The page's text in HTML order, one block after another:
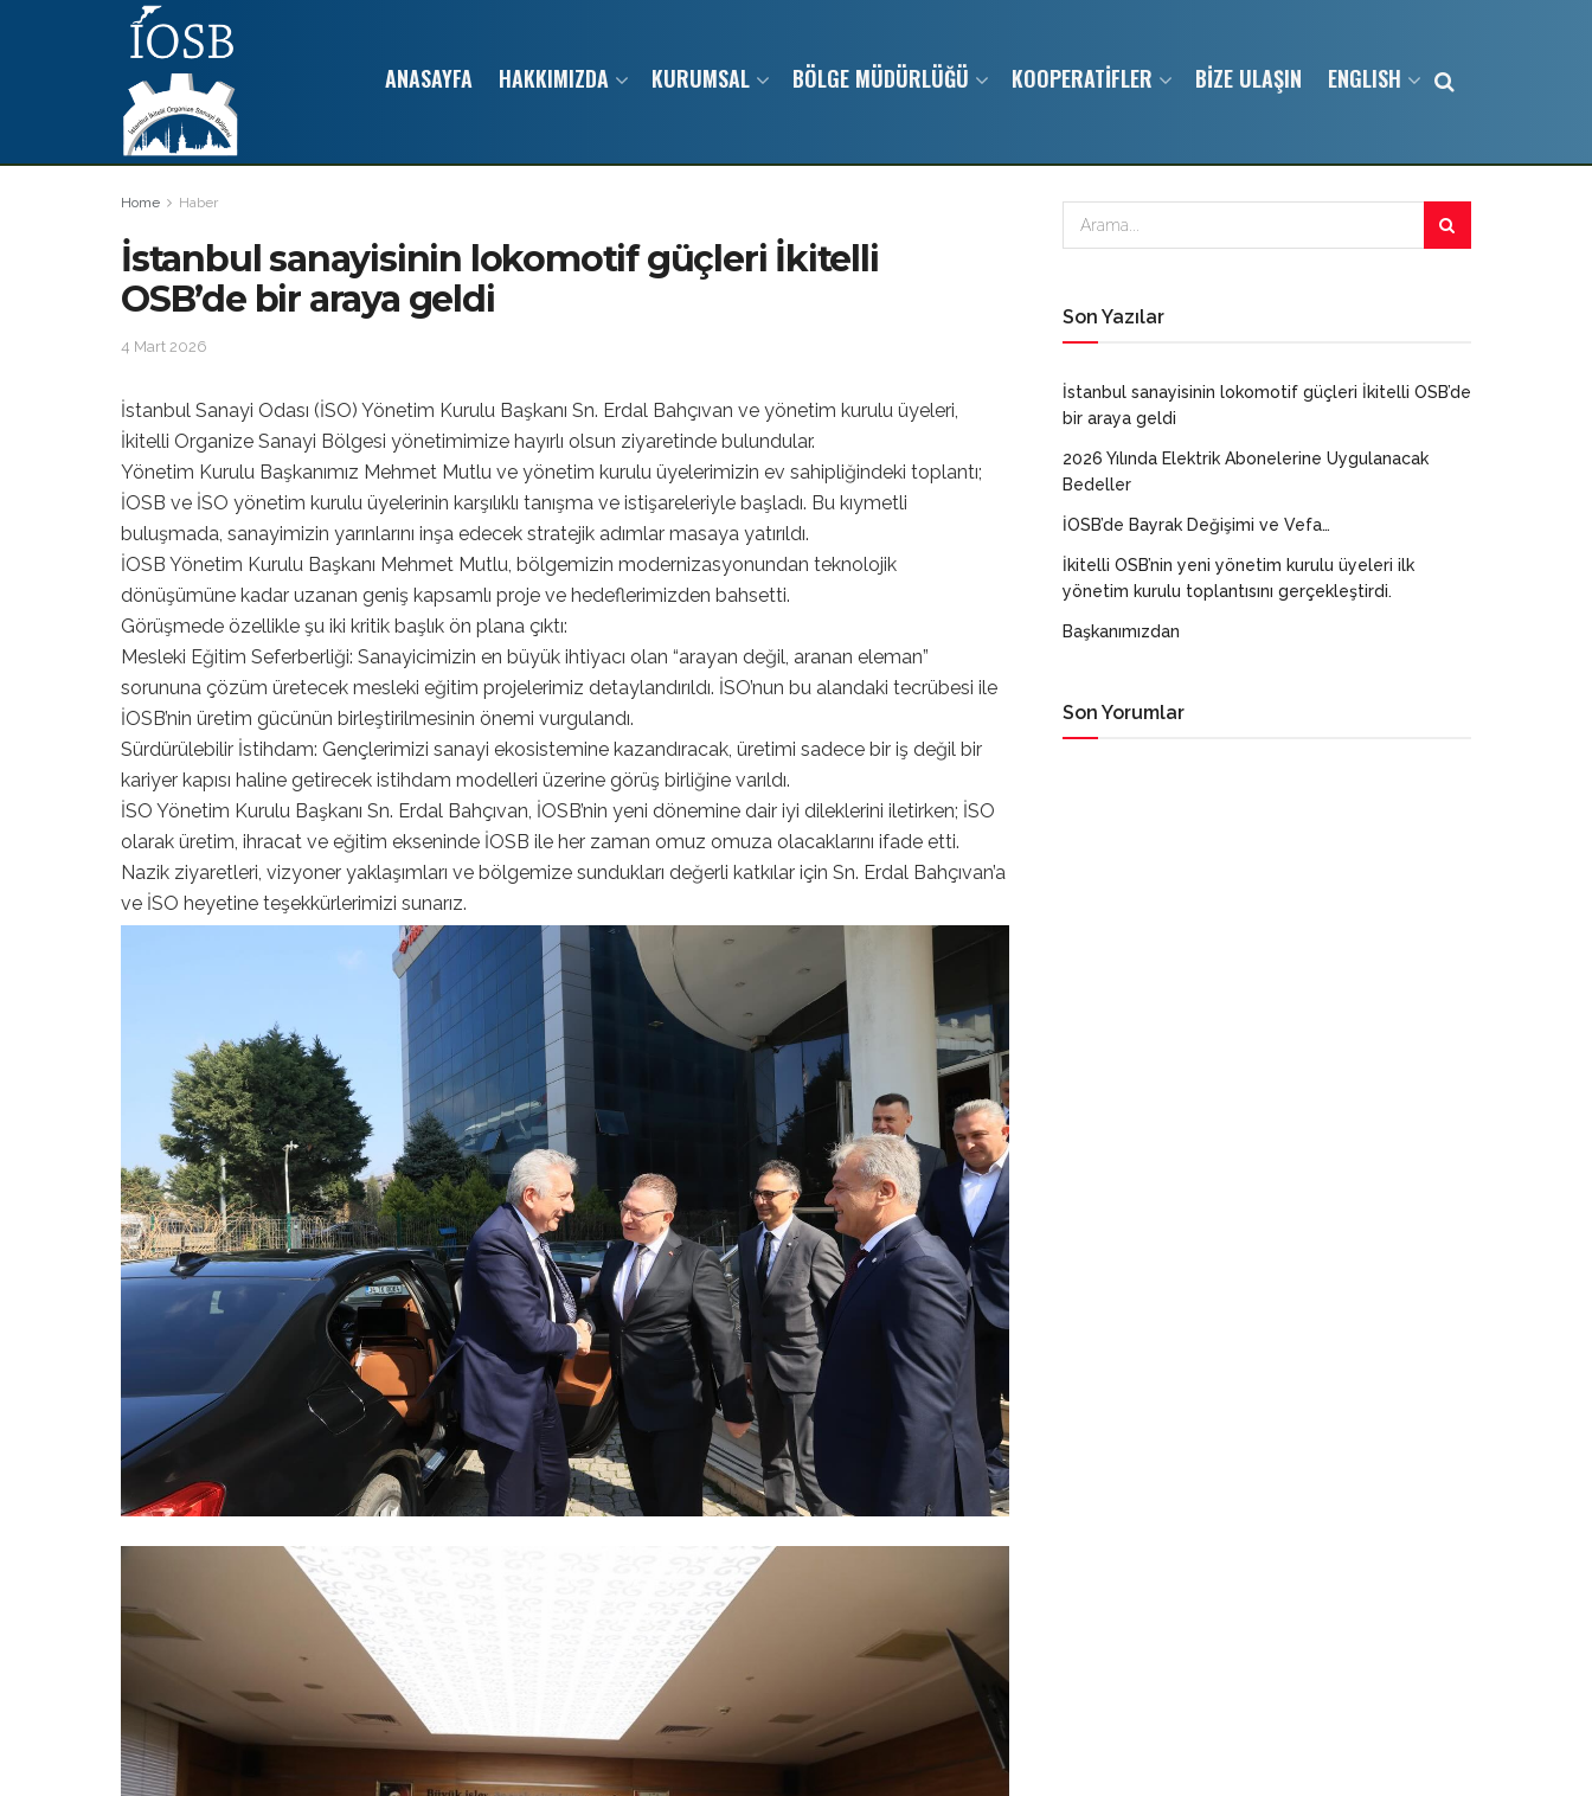
ANASAYFA HAKKIMIZDA KURUMSAL BÖLGE MÜDÜRLÜĞÜ KOOPERATİFLER BİZE ULAŞIN ENGLISH
Home Haber
İstanbul sanayisinin lokomotif güçleri İkitelli
OSB’de bir araya geldi
4 Mart 2026
İstanbul Sanayi Odası (İSO) Yönetim Kurulu Başkanı Sn. Erdal Bahçıvan ve yönetim kurulu üyeleri,
İkitelli Organize Sanayi Bölgesi yönetimimize hayırlı olsun ziyaretinde bulundular.
Yönetim Kurulu Başkanımız Mehmet Mutlu ve yönetim kurulu üyelerimizin ev sahipliğindeki toplantı;
İOSB ve İSO yönetim kurulu üyelerinin karşılıklı tanışma ve istişareleriyle başladı. Bu kıymetli
buluşmada, sanayimizin yarınlarını inşa edecek stratejik adımlar masaya yatırıldı.
İOSB Yönetim Kurulu Başkanı Mehmet Mutlu, bölgemizin modernizasyonundan teknolojik
dönüşümüne kadar uzanan geniş kapsamlı proje ve hedeflerimizden bahsetti.
Görüşmede özellikle şu iki kritik başlık ön plana çıktı:
Mesleki Eğitim Seferberliği: Sanayicimizin en büyük ihtiyacı olan “arayan değil, aranan eleman”
sorununa çözüm üretecek mesleki eğitim projelerimiz detaylandırıldı. İSO’nun bu alandaki tecrübesi ile
İOSB’nin üretim gücünün birleştirilmesinin önemi vurgulandı.
Sürdürülebilir İstihdam: Gençlerimizi sanayi ekosistemine kazandıracak, üretimi sadece bir iş değil bir
kariyer kapısı haline getirecek istihdam modelleri üzerine görüş birliğine varıldı.
İSO Yönetim Kurulu Başkanı Sn. Erdal Bahçıvan, İOSB’nin yeni dönemine dair iyi dileklerini iletirken; İSO
olarak üretim, ihracat ve eğitim ekseninde İOSB ile her zaman omuz omuza olacaklarını ifade etti.
Nazik ziyaretleri, vizyoner yaklaşımları ve bölgemize sundukları değerli katkılar için Sn. Erdal Bahçıvan’a
ve İSO heyetine teşekkürlerimizi sunarız.
Son Yazılar
İstanbul sanayisinin lokomotif güçleri İkitelli OSB’de
bir araya geldi
2026 Yılında Elektrik Abonelerine Uygulanacak
Bedeller
İOSB’de Bayrak Değişimi ve Vefa…
İkitelli OSB’nin yeni yönetim kurulu üyeleri ilk
yönetim kurulu toplantısını gerçekleştirdi.
Başkanımızdan
Son Yorumlar